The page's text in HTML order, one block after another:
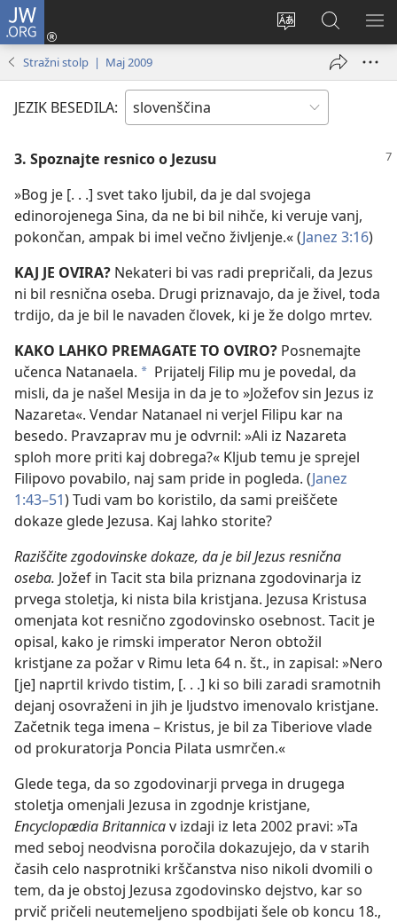
JW.ORG
Spremeni
spletnega
mesta
Prijava
(odpre
Iskanje
po
JW.ORG
Stražni stolp | Maj 2009
JEZIK BESEDILA:
3. Spoznajte resnico o Jezusu
»Bog je [. . .] svet tako ljubil, da je dal svojega
edinorojenega Sina, da ne bi bil nihče, ki veruje vanj,
pokončan, ampak bi imel večno življenje.« (Janez 3:16)
KAJ JE OVIRA? Nekateri bi vas radi prepričali, da Jezus
ni bil resnična oseba. Drugi priznavajo, da je živel, toda
trdijo, da je bil le navaden človek, ki je že dolgo mrtev.
KAKO LAHKO PREMAGATE TO OVIRO? Posnemajte
učenca Natanaela. * Prijatelj Filip mu je povedal, da
misli, da je našel Mesija in da je to »Jožefov sin Jezus iz
Nazareta«. Vendar Natanael ni verjel Filipu kar na
besedo. Pravzaprav mu je odvrnil: »Ali iz Nazareta
sploh more priti kaj dobrega?« Kljub temu je sprejel
Filipovo povabilo, naj sam pride in pogleda. (Janez
1:43–51) Tudi vam bo koristilo, da sami preiščete
dokaze glede Jezusa. Kaj lahko storite?
Raziščite zgodovinske dokaze, da je bil Jezus resnična
oseba. Jožef in Tacit sta bila priznana zgodovinarja iz
prvega stoletja, ki nista bila kristjana. Jezusa Kristusa
omenjata kot resnično zgodovinsko osebnost. Tacit je
opisal, kako je rimski imperator Neron obtožil
kristjane za požar v Rimu leta 64 n. št., in zapisal: »Nero
[je] naprtil krivdo tistim, [. . .] ki so bili zaradi sramotnih
dejanj osovraženi in jih je ljudstvo imenovalo kristjane.
Začetnik tega imena – Kristus, je bil za Tiberiove vlade
od prokuratorja Poncia Pilata usmrčen.«
Glede tega, da so zgodovinarji prvega in drugega
stoletja omenjali Jezusa in zgodnje kristjane,
Encyclopædia Britannicav izdaji iz leta 2002 pravi: »Ta
med seboj neodvisna poročila dokazujejo, da v starih
časih celo nasprotniki krščanstva niso nikoli dvomili o
tem, da je obstoj Jezusa zgodovinsko dejstvo, kar so
prvič pričeli neutemeljeno spodbijati šele ob koncu 18.,